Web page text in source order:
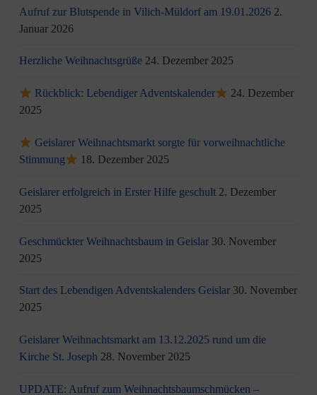
Aufruf zur Blutspende in Vilich-Müldorf am 19.01.2026 2.
Januar 2026
Herzliche Weihnachtsgrüße 24. Dezember 2025
Rückblick: Lebendiger Adventskalender
24. Dezember
2025
Geislarer Weihnachtsmarkt sorgte für vorweihnachtliche
Stimmung
18. Dezember 2025
Geislarer erfolgreich in Erster Hilfe geschult 2. Dezember
2025
Geschmückter Weihnachtsbaum in Geislar 30. November
2025
Start des Lebendigen Adventskalenders Geislar 30. November
2025
Geislarer Weihnachtsmarkt am 13.12.2025 rund um die
Kirche St. Joseph 28. November 2025
UPDATE: Aufruf zum Weihnachtsbaumschmücken –